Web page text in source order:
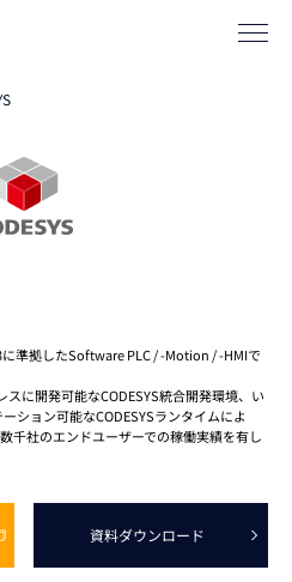
中途採用
に準拠したSoftware PLC / -Motion / -HMIで
に開発可能なCODESYS統合開発環境、い
ション可能なCODESYSランタイムによ
千社のエンドユーザーでの稼働実績を有し
資料ダウンロード